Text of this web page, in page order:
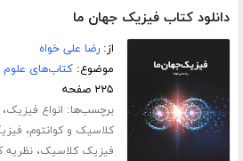
دانلود کتاب فیزیک جهان ما
از:رضا علی خواه
موضوع:کتاب‌های علوم
۲۲۵ صفحه
برچسب‌ها: انواع فیزیک،
کلاسیک و کوانتوم،
فیزیک کلاسیک،نظریه